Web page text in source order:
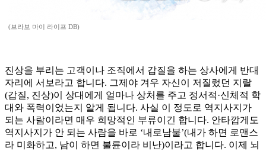
(브라보 마이 라이프 DB)
진상을 부리는 고객이나 조직에서 갑질을 하는 상사에게 반대
자리에 서보라고 합니다. 그제야 겨우 자신이 저질렀던 지랄
(갑질, 진상)이 상대에게 얼마나 상처를 주고 정서적·신체적 학
대와 폭력이었는지 알게 됩니다. 사실 이 정도로 역지사지가
되는 사람이라면 매우 희망적인 부류이긴 합니다. 안타깝게도
역지사지가 안 되는 사람을 바로 ‘내로남불’(내가 하면 로맨스
라 미화하고, 남이 하면 불륜이라 비난)이라고 합니다. 이제 뇌